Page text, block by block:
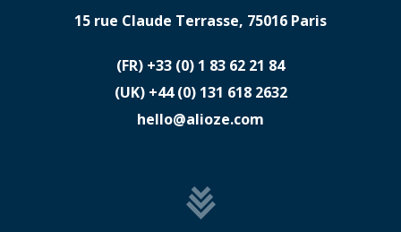
15 rue Claude Terrasse, 75016 Paris
(FR) ​+33 (0) 1 83 62 21 84
(UK) ​+44 (0) 131 618 2632
hello@alioze.com